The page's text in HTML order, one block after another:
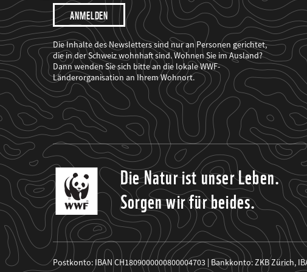
Ich
möchte,
dass
der
WWF
mich
über
seine
Projekte
informiert.
Die Inhalte des Newsletters sind nur an Personen gerichtet,
die in der Schweiz wohnhaft sind. Wohnen Sie im Ausland?
Dann wenden Sie sich bitte an die lokale WWF-
Länderorganisation an Ihrem Wohnort.
Die Natur ist unser Leben.
Sorgen wir für beides.
Postkonto: IBAN CH1809000000800004703 | Bankkonto: ZKB Zürich,